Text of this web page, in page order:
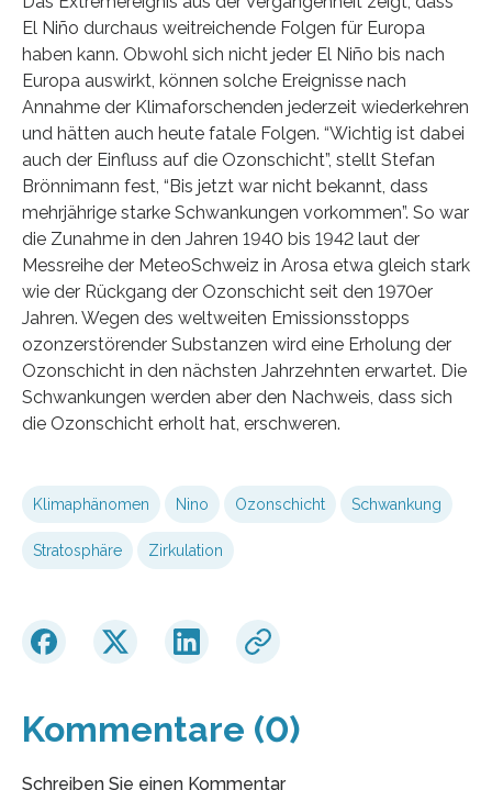
El Niño durchaus weitreichende Folgen für Europa
haben kann. Obwohl sich nicht jeder El Niño bis nach
Europa auswirkt, können solche Ereignisse nach
Annahme der Klimaforschenden jederzeit wiederkehren
und hätten auch heute fatale Folgen. “Wichtig ist dabei
auch der Einfluss auf die Ozonschicht”, stellt Stefan
Brönnimann fest, “Bis jetzt war nicht bekannt, dass
mehrjährige starke Schwankungen vorkommen”. So war
die Zunahme in den Jahren 1940 bis 1942 laut der
Messreihe der MeteoSchweiz in Arosa etwa gleich stark
wie der Rückgang der Ozonschicht seit den 1970er
Jahren. Wegen des weltweiten Emissionsstopps
ozonzerstörender Substanzen wird eine Erholung der
Ozonschicht in den nächsten Jahrzehnten erwartet. Die
Schwankungen werden aber den Nachweis, dass sich
die Ozonschicht erholt hat, erschweren.
Klimaphänomen Nino Ozonschicht Schwankung
Stratosphäre Zirkulation
Kommentare (0)
Schreiben Sie einen Kommentar